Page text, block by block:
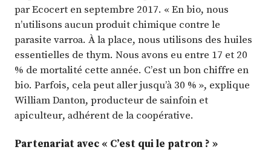
par Ecocert en septembre 2017. « En bio, nous
n’utilisons aucun produit chimique contre le
parasite varroa. À la place, nous utilisons des huiles
essentielles de thym. Nous avons eu entre 17 et 20
% de mortalité cette année. C’est un bon chiffre en
bio. Parfois, cela peut aller jusqu’à 30 % », explique
William Danton, producteur de sainfoin et
apiculteur, adhérent de la coopérative.
Partenariat avec « C’est qui le patron ? »